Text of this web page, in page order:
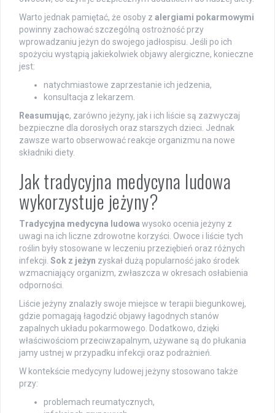
Warto jednak pamiętać, że osoby z alergiami pokarmowymi
powinny zachować szczególną ostrożność przy
wprowadzaniu jeżyn do swojego jadłospisu. Jeśli po ich
spożyciu wystąpią jakiekolwiek objawy alergiczne, konieczne
jest:
natychmiastowe zaprzestanie ich jedzenia,
konsultacja z lekarzem.
Reasumując, zarówno jeżyny, jak i ich liście są zazwyczaj
bezpieczne dla dorosłych oraz starszych dzieci. Jednak
zawsze warto obserwować reakcje organizmu na nowe
składniki diety.
Jak tradycyjna medycyna ludowa
wykorzystuje jeżyny?
Tradycyjna medycyna ludowa wysoko ocenia jeżyny z
uwagi na ich liczne zdrowotne korzyści. Owoce i liście tych
roślin były stosowane w leczeniu przeziębień oraz różnych
infekcji. Sok z jeżyn zyskał dużą popularność jako środek
wzmacniający organizm, zwłaszcza w okresach osłabienia
odporności.
Liście jeżyny znalazły swoje miejsce w terapii biegunkowej,
gdzie pomagają łagodzić objawy łagodnych stanów
zapalnych układu pokarmowego. Dodatkowo, dzięki
właściwościom przeciwzapalnym, używane są do płukania
jamy ustnej w przypadku infekcji oraz podrażnień.
W kontekście medycyny ludowej jeżyny stosowano także
przy:
problemach reumatycznych,